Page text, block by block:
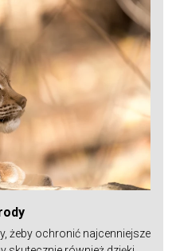
żeby ochronić najcenniejsze